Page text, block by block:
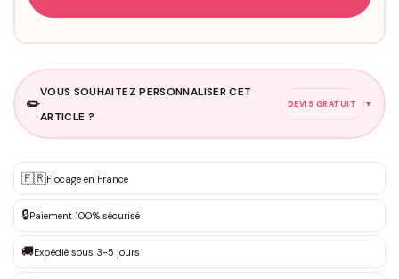
✏️
VOUS SOUHAITEZ PERSONNALISER CET
ARTICLE ?
DEVIS GRATUIT ▼
✨ Personnalisation sur mesure
DEVIS GRATUIT · Personnalisation de 3 à 10€ selon la demande
Que souhaitez-vous ?*
🇫🇷Flocage en France
🔒Paiement 100% sécurisé
🚚Expédié sous 3-5 jours